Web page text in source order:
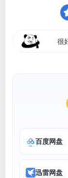
很
百度网盘
迅雷网盘